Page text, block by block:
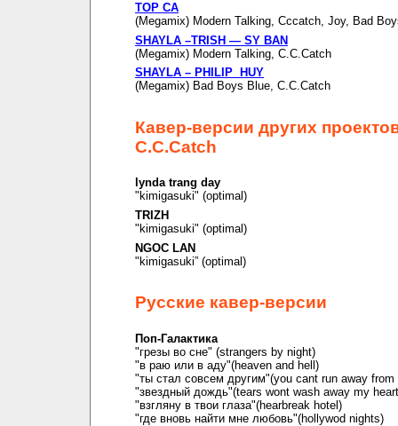
TOP CA
(Megamix) Modern Talking, Cccatch, Joy, Bad
SHAYLA –TRISH — SY BAN
(Megamix) Modern Talking, C.C.Catch
SHAYLA – PHILIP HUY
(Megamix) Bad Boys Blue, C.C.Catch
Кавер-версии других
C.C.Catch
lynda trang day
"kimigasuki" (optimal)
TRIZH
"kimigasuki" (optimal)
NGOC LAN
"kimigasuki” (optimal)
Русские кавер-версии
Поп-Галактика
"грезы во сне" (strangers by night)
"в раю или в аду"(heaven and hell)
"ты стал совсем другим"(you cant run away from
"звездный дождь"(tears wont wash away my
"взгляну в твои глаза"(hearbreak hotel)
"где вновь найти мне любовь"(hollywod nights)